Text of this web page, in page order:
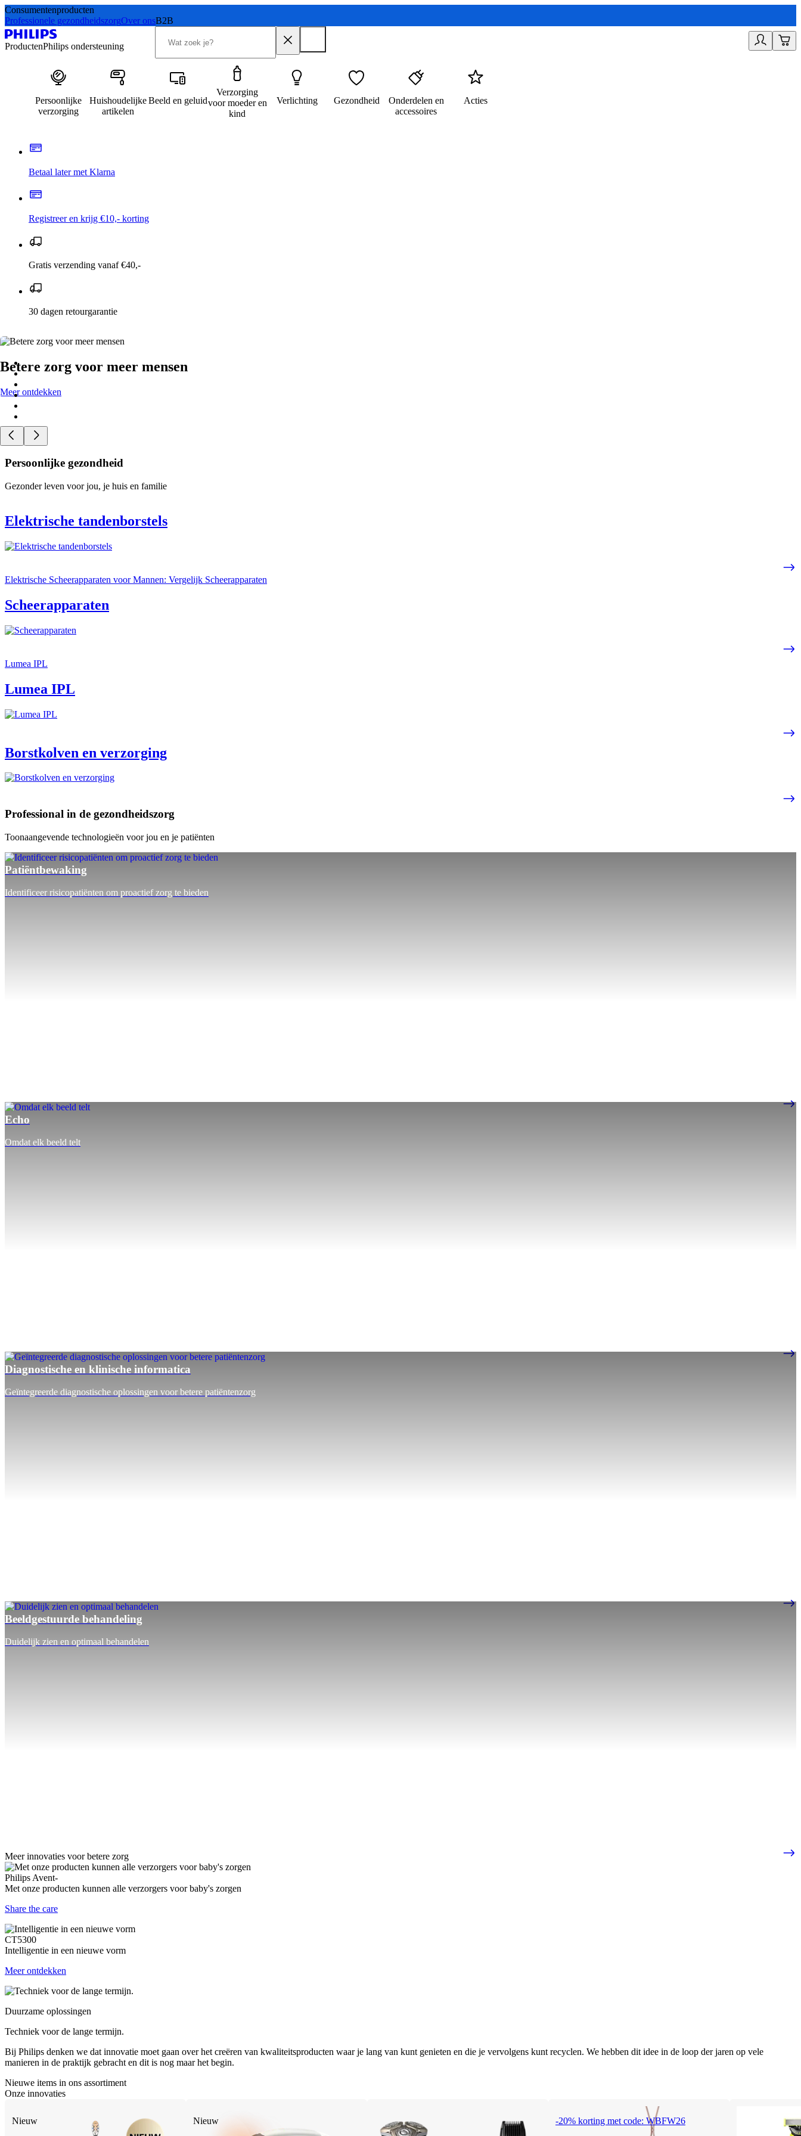
Consumentenproducten
Professionele gezondheidszorgOver onsB2B
ProductenPhilips ondersteuning
Persoonlijke
verzorging
Huishoudelijke
artikelen
Beeld en geluid
Verzorging
voor moeder en
kind
Verlichting Gezondheid
Onderdelen en
accessoires
Acties
Betaal later met Klarna
Registreer en krijg €10,- korting
Gratis verzending vanaf €40,-
30 dagen retourgarantie
Betere zorg voor meer mensen
Meer ontdekken
Persoonlijke gezondheid
Gezonder leven voor jou, je huis en familie
Elektrische tandenborstels
Elektrische Scheerapparaten voor Mannen: Vergelijk Scheerapparaten
Scheerapparaten
Lumea IPL
Lumea IPL
Borstkolven en verzorging
Professional in de gezondheidszorg
Toonaangevende technologieën voor jou en je patiënten
Patiëntbewaking
Identificeer risicopatiënten om proactief zorg te bieden
Echo
Omdat elk beeld telt
Diagnostische en klinische informatica
Geïntegreerde diagnostische oplossingen voor betere patiëntenzorg
Beeldgestuurde behandeling
Duidelijk zien en optimaal behandelen
Meer innovaties voor betere zorg
Philips Avent-
Met onze producten kunnen alle verzorgers voor baby's zorgen
Share the care
CT5300
Intelligentie in een nieuwe vorm
Meer ontdekken
Duurzame oplossingen
Techniek voor de lange termijn.
Bij Philips denken we dat innovatie moet gaan over het creëren van kwaliteitsproducten waar je lang van kunt genieten en die je vervolgens kunt recyclen. We hebben dit idee in de loop der jaren op vele
manieren in de praktijk gebracht en dit is nog maar het begin.
Nieuwe items in ons assortiment
Onze innovaties
Nieuw Nieuw -20% korting met code: WBFW26